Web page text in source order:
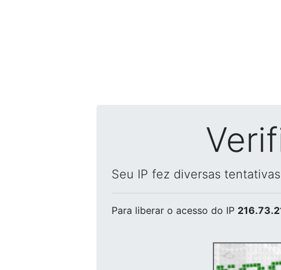
Seu IP fez diversas
Para liberar o acesso do IP